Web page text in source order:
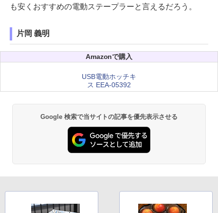
も安くおすすめの電動ステープラーと言えるだろう。
片岡 義明
Amazonで購入
USB電動ホッチキ
ス EEA-05392
Google 検索で当サイトの記事を優先表示させる